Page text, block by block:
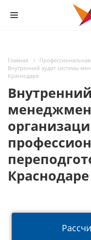
Главная
Внутренний аудит системы
Краснодаре
Краснодаре